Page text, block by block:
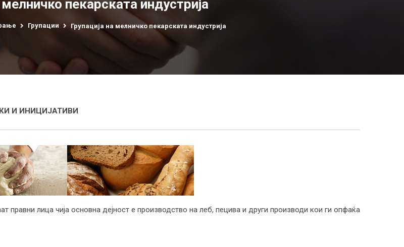
мелничко пекарската индустрија
Групации Групација на мелничко пекарската индустрија
И ИНИЦИЈАТИВИ
правни лица чија основна дејност е производство на леб, пецива и други производи кои ги опфаќа